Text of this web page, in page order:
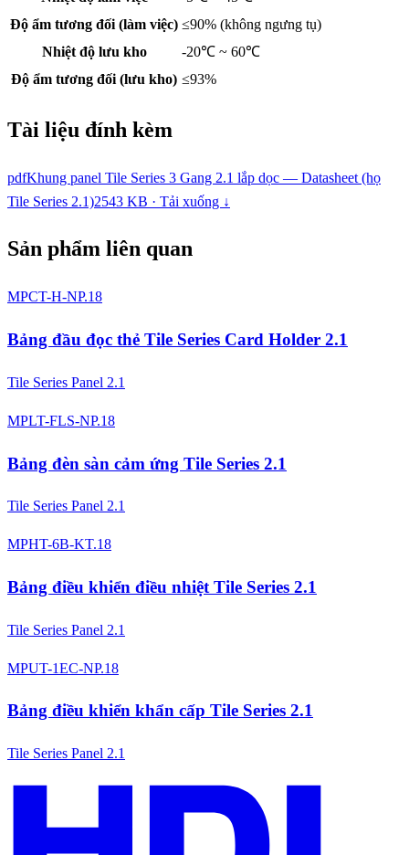
Độ ẩm tương đối (làm việc) ≤90% (không ngưng tụ)
Nhiệt độ lưu kho
-20℃ ~ 60℃
Độ ẩm tương đối (lưu kho) ≤93%
Tài liệu đính kèm
pdfKhung panel Tile Series 3 Gang 2.1 lắp dọc — Datasheet (họ
Tile Series 2.1)2543 KB · Tải xuống ↓
Sản phẩm liên quan
MPCT-H-NP.18
Bảng đầu đọc thẻ Tile Series Card Holder 2.1
Tile Series Panel 2.1
MPLT-FLS-NP.18
Bảng đèn sàn cảm ứng Tile Series 2.1
Tile Series Panel 2.1
MPHT-6B-KT.18
Bảng điều khiển điều nhiệt Tile Series 2.1
Tile Series Panel 2.1
MPUT-1EC-NP.18
Bảng điều khiển khẩn cấp Tile Series 2.1
Tile Series Panel 2.1